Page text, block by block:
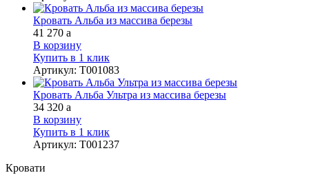
Кровать Альба из массива березы
41 270 a
В корзину
Купить в 1 клик
Артикул: Т001083
Кровать Альба Ультра из массива березы
34 320 a
В корзину
Купить в 1 клик
Артикул: Т001237
Кровати